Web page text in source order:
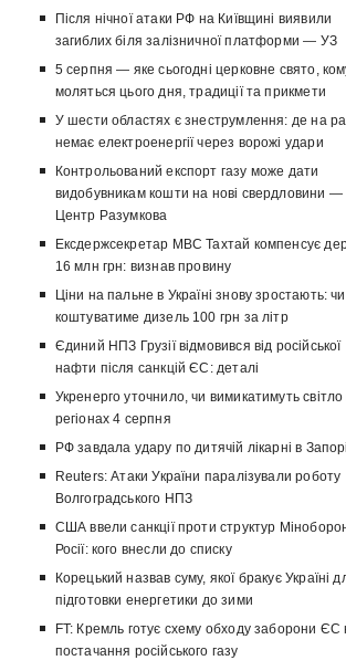
Після нічної атаки РФ на Київщині виявили
загиблих біля залізничної платформи — УЗ
5 серпня — яке сьогодні церковне свято,
моляться цього дня, традиції та прикмети
У шести областях є знеструмлення: де на
немає електроенергії через ворожі удари
Контрольований експорт газу може дати
видобувникам кошти на нові свердловини —
Центр Разумкова
Ексдержсекретар МВС Тахтай компенсує
16 млн грн: визнав провину
Ціни на пальне в Україні знову зростають: чи
коштуватиме дизель 100 грн за літр
Єдиний НПЗ Грузії відмовився від російської
нафти після санкцій ЄС: деталі
Укренерго уточнило, чи вимикатимуть світло
регіонах 4 серпня
РФ завдала удару по дитячій лікарні в
Reuters: Атаки України паралізували роботу
Волгоградського НПЗ
США ввели санкції проти структур
Росії: кого внесли до списку
Корецький назвав суму, якої бракує Україні
підготовки енергетики до зими
FT: Кремль готує схему обходу заборони ЄС
постачання російського газу